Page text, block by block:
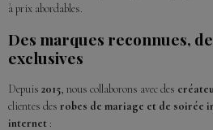
à prix abordables.
Des marques reconnues,
exclusives
Depuis 2015, nous collaborons avec des
clientes des robes de mariage et de soirée
internet :